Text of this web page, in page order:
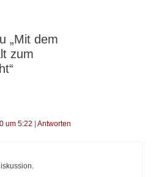
„Mit dem
zum
um 5:22 | Antworten